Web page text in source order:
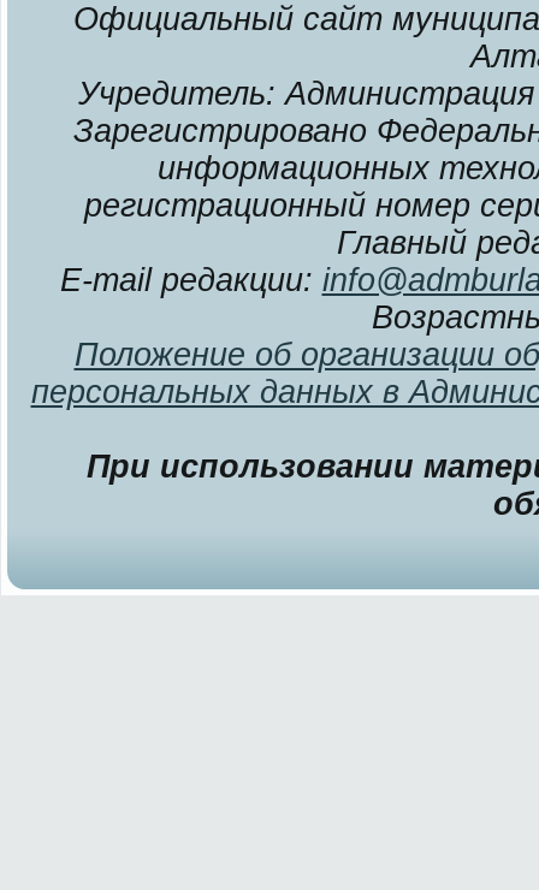
Официальный сайт
Учредитель: Администрация
Зарегистрировано
информационных
регистрационный номер
Главный
E-mail редакции:
Положение об организации
персональных данных в
При использовании